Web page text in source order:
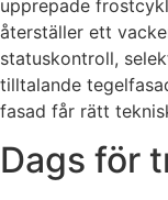
upprepade
återställer ett
statuskontroll,
tilltalande
fasad får rätt
Dags för